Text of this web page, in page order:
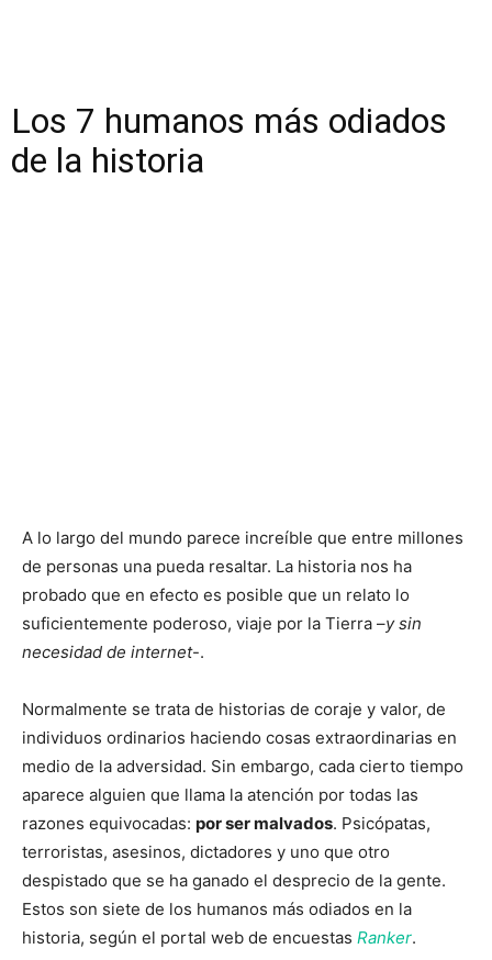
Los 7 humanos más odiados
de la historia
A lo largo del mundo parece increíble que entre millones
de personas una pueda resaltar. La historia nos ha
probado que en efecto es posible que un relato lo
suficientemente poderoso, viaje por la Tierra –y sin
necesidad de internet-.
Normalmente se trata de historias de coraje y valor, de
individuos ordinarios haciendo cosas extraordinarias en
medio de la adversidad. Sin embargo, cada cierto tiempo
aparece alguien que llama la atención por todas las
razones equivocadas: por ser malvados. Psicópatas,
terroristas, asesinos, dictadores y uno que otro
despistado que se ha ganado el desprecio de la gente.
Estos son siete de los humanos más odiados en la
historia, según el portal web de encuestas Ranker.